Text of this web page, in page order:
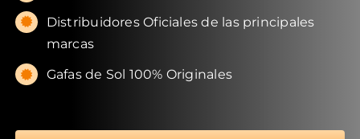
Distribuidores Oficiales de las principales
marcas
Gafas de Sol 100% Originales